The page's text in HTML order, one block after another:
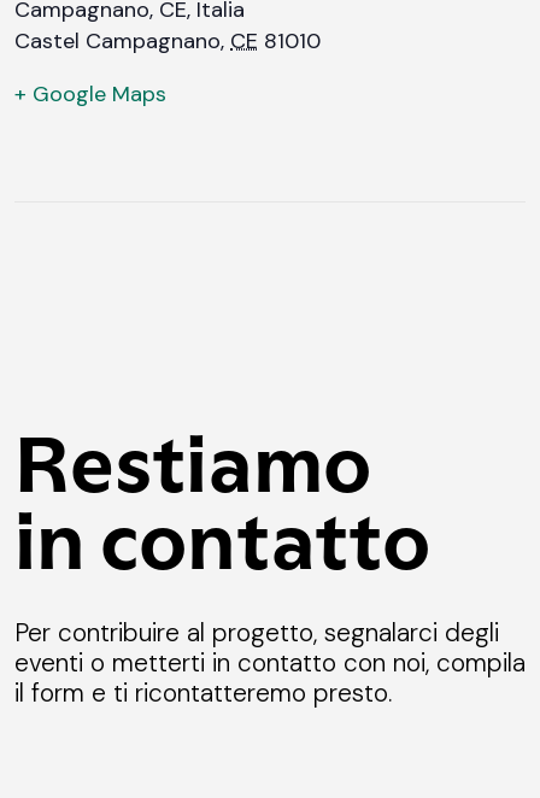
Campagnano, CE, Italia
Castel Campagnano, CE 81010
+ Google Maps
Restiamo
in contatto
Per contribuire al progetto, segnalarci degli
eventi o metterti in contatto con noi, compila
il form e ti ricontatteremo presto.